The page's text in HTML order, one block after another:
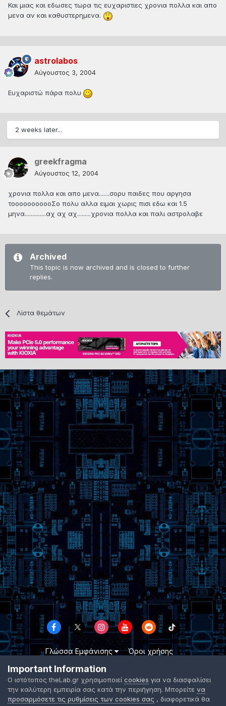
Και μιας και εδωσες τωρα τις ευχαριστιες χρονια πολλα και απο
μενα αν και καθυστερημενα.
astrolabos
Αύγουστος 3, 2004
Ευχαριστώ πάρα πολυ
2 weeks later...
greekfragma
Αύγουστος 12, 2004
χρονια πολλα και απο μενα.......σορυ παιδες που αργησα
τοοοοοοοοοοΣο πολυ αλλα ειμαι χωρις πισι εδω και 1.5
μηνα..............αχ αχ αχ.........χρονια πολλα και παλι αστρολαβε
Archived
This topic is now archived and is closed to further
replies.
Λίστα θεμάτων
Γλώσσα Εμφάνισης
Όροι χρήσης
TheLab.gr 2003 -
Powered by Invision Community
Important Information
Ο ιστότοπος theLab.gr χρησιμοποιεί cookies για να διασφαλίσει
την καλύτερη εμπειρία σας κατά την περιήγηση. Μπορείτε να
προσαρμόσετε τις ρυθμίσεις των cookies σας , διαφορετικά θα